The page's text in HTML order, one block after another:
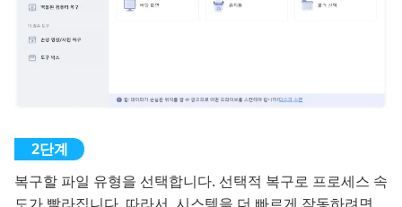
복구할 파일 유형을 선택합니다. 선택적 복구로 프로세스 속